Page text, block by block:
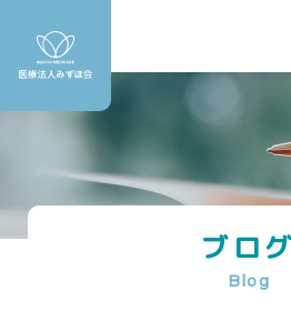
ブログ
Blog